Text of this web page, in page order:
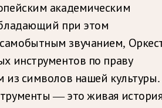
академическим
при этом
звучанием,
инструментов по праву
из символов нашей культуры.
— это живая